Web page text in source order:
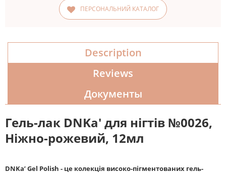
ПЕРСОНАЛЬНИЙ КАТАЛОГ
Description
Reviews
Документы
Гель-лак DNKa' для нігтів №0026,
Ніжно-рожевий, 12мл
DNKa’ Gel Polish - це колекція високо-пігментованих гель-